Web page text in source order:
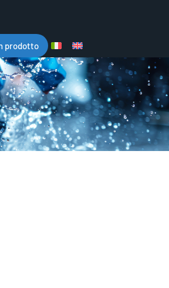
prodotto